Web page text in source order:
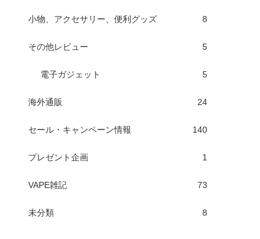
小物、アクセサリー、便利グッズ 8
その他レビュー 5
電子ガジェット 5
海外通販 24
セール・キャンペーン情報 140
プレゼント企画 1
VAPE雑記 73
未分類 8